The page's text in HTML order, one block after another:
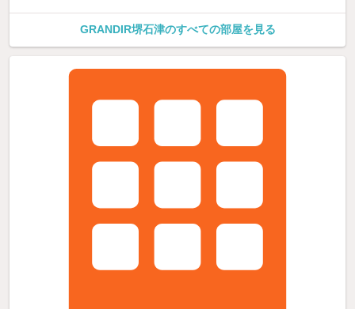
GRANDIR堺石津のすべての部屋を見る